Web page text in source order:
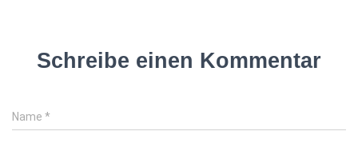
Schreibe einen Kommentar
Name *